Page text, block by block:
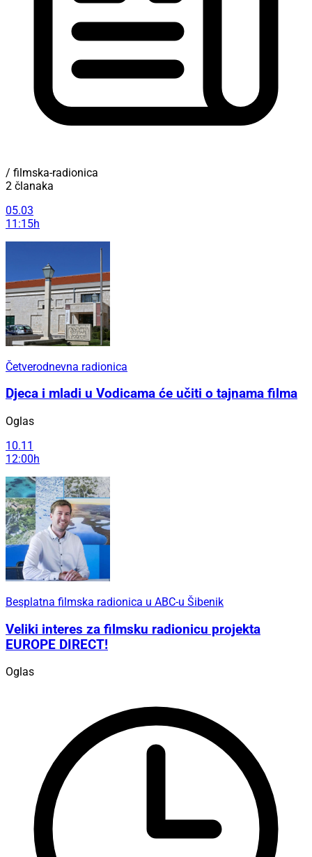
/ filmska-radionica
2 članaka
05.03
11:15h
Četverodnevna radionica
Djeca i mladi u Vodicama će učiti o tajnama filma
Oglas
10.11
12:00h
Besplatna filmska radionica u ABC-u Šibenik
Veliki interes za filmsku radionicu projekta
EUROPE DIRECT!
Oglas